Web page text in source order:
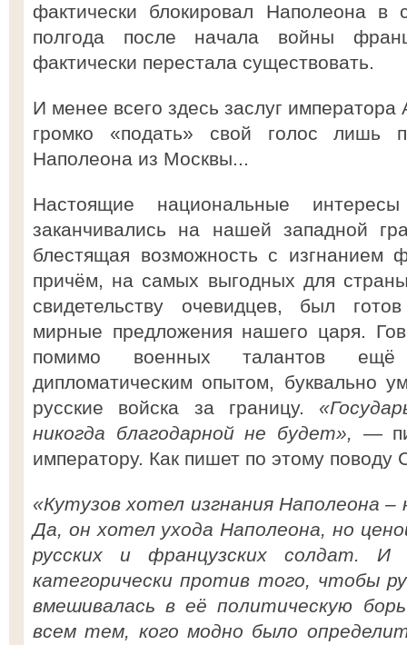
фактически блокировал Наполеона в
полгода после начала войны
фактически перестала существовать.
И менее всего здесь заслуг
громко «подать» свой голос лишь
Наполеона из Москвы...
Настоящие национальные
заканчивались на нашей западной
блестящая возможность с изгнанием
причём, на самых выгодных для
свидетельству очевидцев, был
мирные предложения нашего царя.
помимо военных талантов
дипломатическим опытом, буквально
русские войска за границу.
никогда благодарной не будет», —
императору. Как пишет по этому поводу
«Кутузов хотел изгнания Наполеона –
Да, он хотел ухода Наполеона, но
русских и французских солдат.
категорически против того, чтобы
вмешивалась в её политическую
всем тем, кого модно было